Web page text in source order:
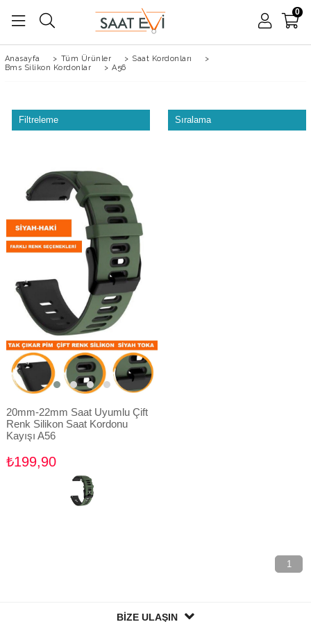
0
Anasayfa > Tüm Ürünler > Saat Kordonları
>
Bms Silikon Kordonlar
> A56
Filtreleme Sıralama
20mm-22mm Saat Uyumlu Çift
Renk Silikon Saat Kordonu
Kayışı A56
₺199,90
1
BİZE ULAŞIN